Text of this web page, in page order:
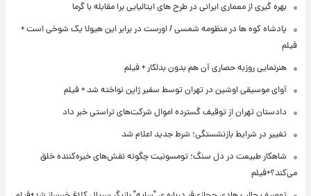
بهره گیری از معماری ایرانی در طرح های ایتالیایی برا مقابله با گرما
پادشاه کوه ها در منظومه شمسی / اورست در برابر این هیولا یک شوخی است +
فیلم
هنرنمایی روزبه حصاری آن هم بدون بدلکار + فیلم
آوای موسیقی اوشین در تهران توسط سفیر ژاپن نواخته شد + فیلم
دادستان تهران از توقیف گسترده اموال شرکت‌های تراستی خبر داد
تغییر در شرایط بازنشستگی؛ شرط جدید اعلام شد
شاهکار طبیعت در دل سنگ؛ تومسونیت چگونه نقش‌های خیره‌کننده خلق
می‌کند؟+فیلم